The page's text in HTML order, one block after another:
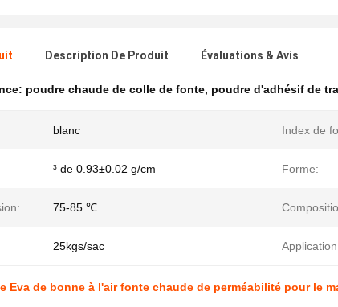
Description De Produit Évaluations & Avis
poudre chaude de colle de fonte, poudre d'adhésif de
blanc Index de
³ de 0.93±0.02 g/cm Forme:
75-85 ℃
25kgs/sac
Eva de bonne à l'air fonte chaude de perméabilité pour le